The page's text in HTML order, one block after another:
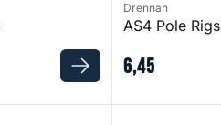
Drennan
AS4 Pole Rigs
6,45